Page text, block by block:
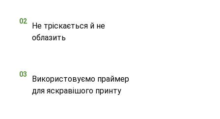
02
Не тріскається й не
облазить
03
Використовуємо праймер
для яскравішого принту